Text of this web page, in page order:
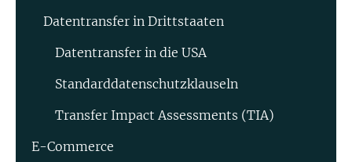
Datentransfer in Drittstaaten
Datentransfer in die USA
Standard­datenschutz­klauseln
Transfer Impact Assessments (TIA)
E-Commerce